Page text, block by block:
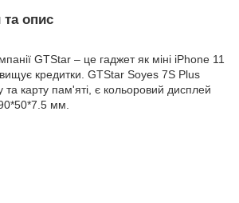
та опис
GTStar – це гаджет як міні iPhone 11
кредитки. GTStar Soyes 7S Plus
та карту пам'яті, є кольоровий дисплей
мм.